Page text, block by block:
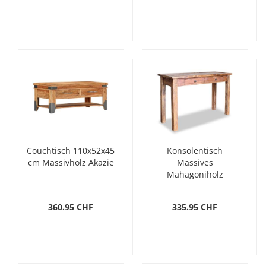
Couchtisch 110x52x45
cm Massivholz Akazie
360.95 CHF
Konsolentisch
Massives
Mahagoniholz
335.95 CHF